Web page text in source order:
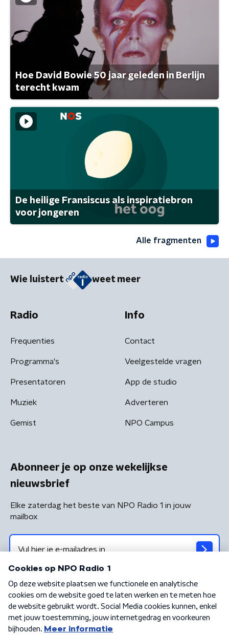
Hoe David Bowie 50 jaar geleden in Berlijn
terecht kwam
De heilige Fransiscus als inspiratiebron
voor jongeren
Alle fragmenten
Wie luistert weet meer
Radio
Frequenties
Programma's
Presentatoren
Muziek
Gemist
Info
Contact
Veelgestelde vragen
App de studio
Adverteren
NPO Campus
Abonneer je op onze wekelijkse
nieuwsbrief
Elke zaterdag het beste van NPO Radio 1 in jouw
mailbox
Algemene voorwaarden